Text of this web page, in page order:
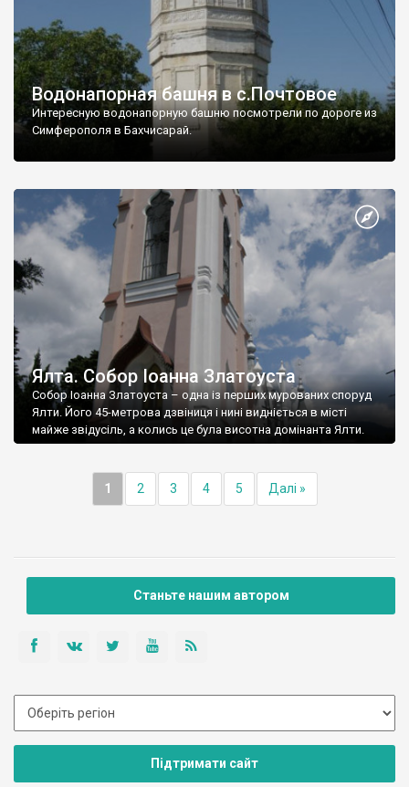
Водонапорная башня в с.Почтовое
Интересную водонапорную башню посмотрели по дороге из
Симферополя в Бахчисарай.
Ялта. Собор Іоанна Златоуста
Собор Іоанна Златоуста – одна із перших мурованих споруд
Ялти. Його 45-метрова дзвіниця і нині видніється в місті
майже звідусіль, а колись це була висотна домінанта Ялти.
1 2 3 4 5 Далі »
Станьте нашим автором
Підтримати сайт